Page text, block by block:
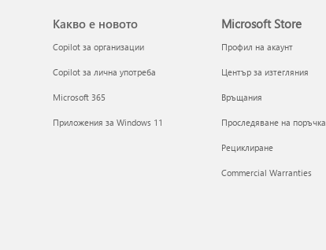
Какво е новото
Copilot за организации
Copilot за лична употреба
Microsoft 365
Приложения за Windows 11
Microsoft Store
Профил на акаунт
Център за изтегляния
Връщания
Проследяване на поръчка
Рециклиране
Commercial Warranties